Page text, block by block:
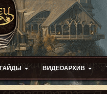
ГАЙДЫ ВИДЕОАРХИВ